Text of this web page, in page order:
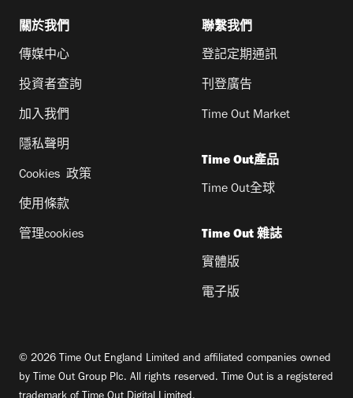
關於我們
傳媒中心
投資者查詢
加入我們
隱私聲明
Cookies 政策
使用條款
管理cookies
聯繫我們
登記定期通訊
刊登廣告
Time Out Market
Time Out產品
Time Out全球
Time Out 雜誌
實體版
電子版
© 2026 Time Out England Limited and affiliated companies owned
by Time Out Group Plc. All rights reserved. Time Out is a registered